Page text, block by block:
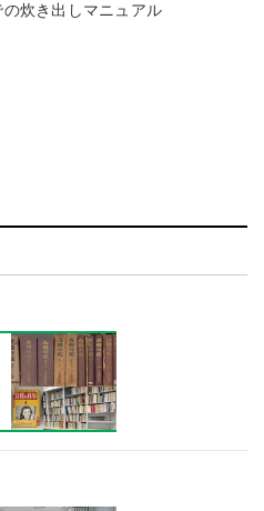
の炊き出しマニュアル